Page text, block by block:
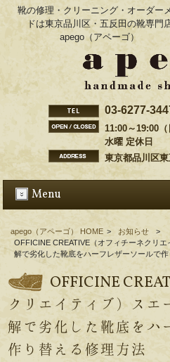
靴の修理・クリーニング・オーダー
ドは東京品川区・五反田の靴専門
apego（アペーゴ）
03-6277-
11:00～19:00（
水曜 定休日
東京都品川区
Menu
apego（アペーゴ） HOME > お知らせ
>
OFFICINE CREATIVE（オフィチーネクリ
解で劣化した靴底をハーフレザーソールで
OFFICINE
クリエイティブ）スエ
解で劣化した靴底をハ
作り替える修理方法